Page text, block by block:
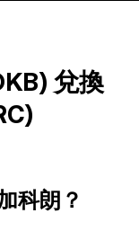
兌換
科朗？